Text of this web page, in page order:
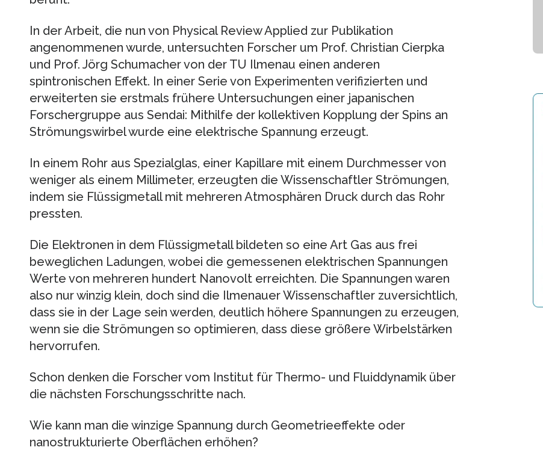
In der Arbeit, die nun von Physical Review Applied zur Publikation
angenommenen wurde, untersuchten Forscher um Prof. Christian Cierpka
und Prof. Jörg Schumacher von der TU Ilmenau einen anderen
spintronischen Effekt. In einer Serie von Experimenten verifizierten und
erweiterten sie erstmals frühere Untersuchungen einer japanischen
Forschergruppe aus Sendai: Mithilfe der kollektiven Kopplung der Spins an
Strömungswirbel wurde eine elektrische Spannung erzeugt.
In einem Rohr aus Spezialglas, einer Kapillare mit einem Durchmesser von
weniger als einem Millimeter, erzeugten die Wissenschaftler Strömungen,
indem sie Flüssigmetall mit mehreren Atmosphären Druck durch das Rohr
pressten.
Die Elektronen in dem Flüssigmetall bildeten so eine Art Gas aus frei
beweglichen Ladungen, wobei die gemessenen elektrischen Spannungen
Werte von mehreren hundert Nanovolt erreichten. Die Spannungen waren
also nur winzig klein, doch sind die Ilmenauer Wissenschaftler zuversichtlich,
dass sie in der Lage sein werden, deutlich höhere Spannungen zu erzeugen,
wenn sie die Strömungen so optimieren, dass diese größere Wirbelstärken
hervorrufen.
Schon denken die Forscher vom Institut für Thermo- und Fluiddynamik über
die nächsten Forschungsschritte nach.
Wie kann man die winzige Spannung durch Geometrieeffekte oder
nanostrukturierte Oberflächen erhöhen?